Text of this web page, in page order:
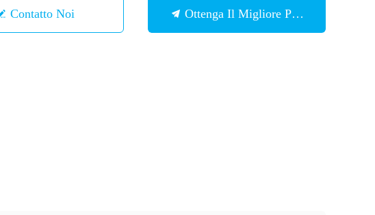
Contatto Noi Ottenga Il Migliore Prezzo